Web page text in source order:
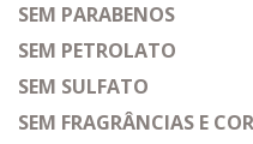
SEM PARABENOS
SEM PETROLATO
SEM SULFATO
SEM FRAGRÂNCIAS E